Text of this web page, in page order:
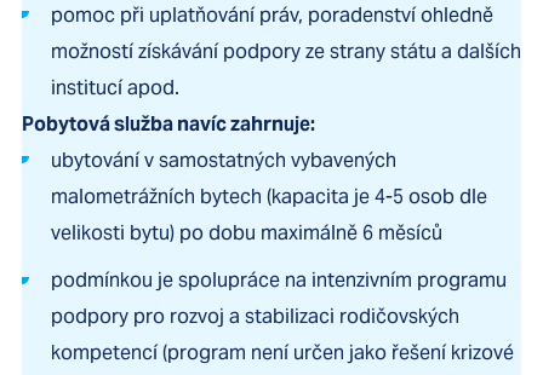
pomoc při uplatňování práv, poradenství ohledně
možností získávání podpory ze strany státu a dalších
institucí apod.
Pobytová služba navíc zahrnuje:
ubytování v samostatných vybavených
malometrážních bytech (kapacita je 4-5 osob dle
velikosti bytu) po dobu maximálně 6 měsíců
podmínkou je spolupráce na intenzivním programu
podpory pro rozvoj a stabilizaci rodičovských
kompetencí (program není určen jako řešení krizové